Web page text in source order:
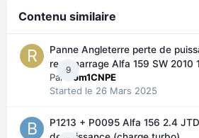
Contenu similaire
9
Panne Angleterre perte de
redémarrage Alfa 159 SW 2010
Par
Rom1CNPE
Started le 26 Mars 2025
P1213 + P0095 Alfa 156 2.4